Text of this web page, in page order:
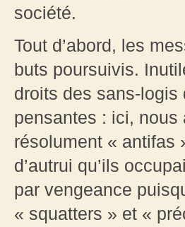
société.
Tout d’abord, les
buts poursuivis.
droits des sans-
pensantes : ici, nous
résolument « antifas
d’autrui qu’ils
par vengeance
« squatters » et «